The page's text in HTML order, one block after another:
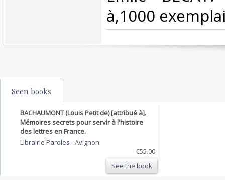
à,1000
Seen books
BACHAUMONT (Louis Petit de) [attribué à].
Mémoires secrets pour servir à l'histoire
des lettres en France.
Librairie Paroles -Avignon
€55.00
See the book